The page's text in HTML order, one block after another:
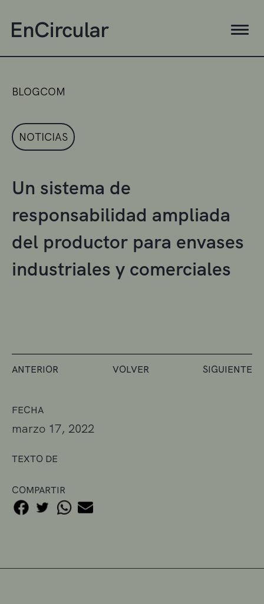
FECHA
marzo 17, 2022
TEXTO DE
COMPARTIR
BLOGCOM
NOTICIAS
Un sistema de
responsabilidad ampliada
del productor para envases
industriales y comerciales
ANTERIOR VOLVER SIGUIENTE